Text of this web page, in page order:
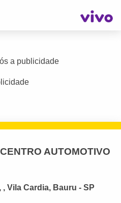
a publicidade
AUTOMOTIVO
Vila Cardia, Bauru - SP